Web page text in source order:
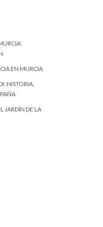
EN MURCIA
HISTORIA,
JARDÍN DE LA